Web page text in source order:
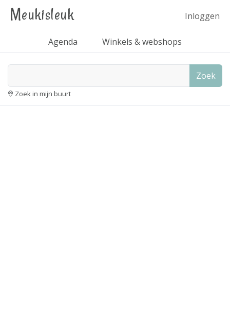
Meukisleuk Inloggen
Agenda Winkels & webshops
Zoek
Zoek in mijn buurt